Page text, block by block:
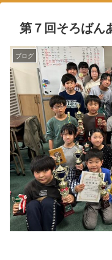
第７回そろばん
ブログ